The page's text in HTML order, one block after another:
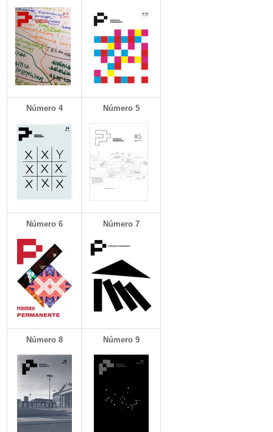
Número 4 Número 5
Número 6 Número 7
Número 8 Número 9